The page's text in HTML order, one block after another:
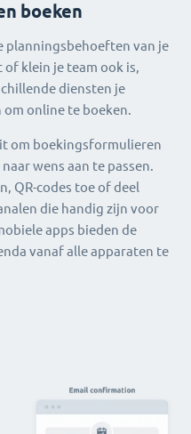
boeken
planningsbehoeften van je
klein je team ook is,
diensten je
online te boeken.
om boekingsformulieren
wens aan te passen.
QR-codes toe of deel
die handig zijn voor
apps bieden de
vanaf alle apparaten te